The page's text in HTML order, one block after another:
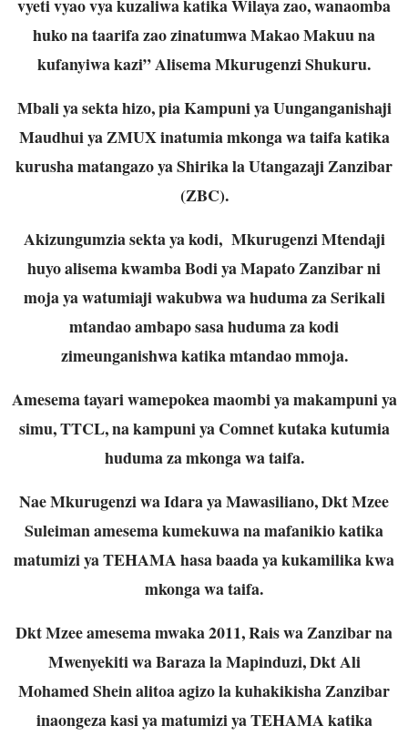
vyeti vyao vya kuzaliwa katika Wilaya zao, wanaomba
huko na taarifa zao zinatumwa Makao Makuu na
kufanyiwa kazi” Alisema Mkurugenzi Shukuru.
Mbali ya sekta hizo, pia Kampuni ya Uunganganishaji
Maudhui ya ZMUX inatumia mkonga wa taifa katika
kurusha matangazo ya Shirika la Utangazaji Zanzibar
(ZBC).
Akizungumzia sekta ya kodi, Mkurugenzi Mtendaji
huyo alisema kwamba Bodi ya Mapato Zanzibar ni
moja ya watumiaji wakubwa wa huduma za Serikali
mtandao ambapo sasa huduma za kodi
zimeunganishwa katika mtandao mmoja.
Amesema tayari wamepokea maombi ya makampuni ya
simu, TTCL, na kampuni ya Comnet kutaka kutumia
huduma za mkonga wa taifa.
Nae Mkurugenzi wa Idara ya Mawasiliano, Dkt Mzee
Suleiman amesema kumekuwa na mafanikio katika
matumizi ya TEHAMA hasa baada ya kukamilika kwa
mkonga wa taifa.
Dkt Mzee amesema mwaka 2011, Rais wa Zanzibar na
Mwenyekiti wa Baraza la Mapinduzi, Dkt Ali
Mohamed Shein alitoa agizo la kuhakikisha Zanzibar
inaongeza kasi ya matumizi ya TEHAMA katika